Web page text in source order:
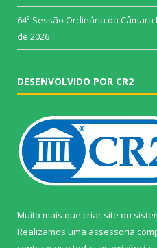
64ª Sessão Ordinária da
de 2026
DESENVOLVIDO POR CR2
Muito mais que criar site ou
Realizamos uma assessoria